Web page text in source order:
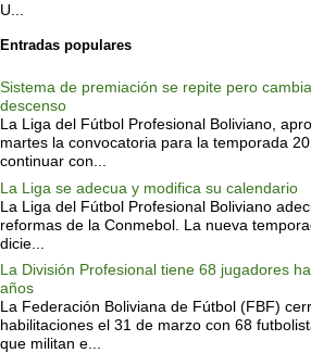
U...
Entradas populares
Sistema de premiación se repite pero
descenso
La Liga del Fútbol Profesional Boliviano,
martes la convocatoria para la temporada
continuar con...
La Liga se adecua y modifica su calendario
La Liga del Fútbol Profesional Boliviano
reformas de la Conmebol. La nueva
dicie...
La División Profesional tiene 68 jugadores
años
La Federación Boliviana de Fútbol (FBF)
habilitaciones el 31 de marzo con 68
que militan e...